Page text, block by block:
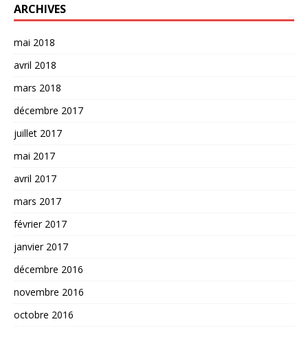
ARCHIVES
mai 2018
avril 2018
mars 2018
décembre 2017
juillet 2017
mai 2017
avril 2017
mars 2017
février 2017
janvier 2017
décembre 2016
novembre 2016
octobre 2016